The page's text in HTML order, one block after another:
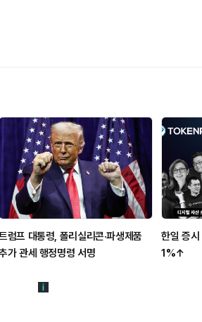
럼프 대통령, 폴리실리콘·파생제품
가 관세 행정명령 서명
한일 증
1%↑